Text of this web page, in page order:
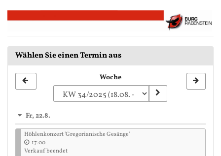
Zum
Haupt-
Wählen Sie einen Termin aus
zur
auswählen
Woche
Fr, 22.8.
Höhlenkonzert 'Gregorianische Gesänge'
17:00
Verkauf beendet